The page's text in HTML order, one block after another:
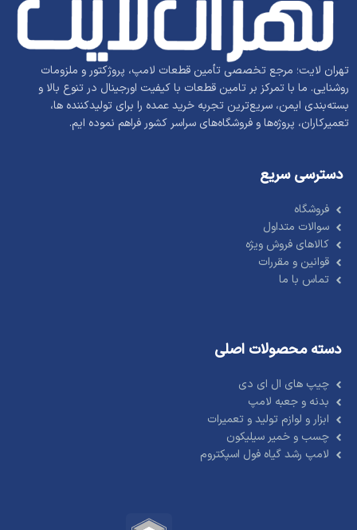
تهران لایت؛ مرجع تخصصی تأمین قطعات لامپ، پروژکتور و ملزومات
روشنایی. ما با تمرکز بر تامین قطعات با کیفیت اورجینال در تنوع بالا و
بسته‌بندی ایمن، سریع‌ترین تجربه خرید عمده را برای تولیدکننده ها،
تعمیرکاران، پروژه‌ها و فروشگاه‌های سراسر کشور فراهم نموده ایم.
دسترسی سریع
فروشگاه
سوالات متداول
کالاهای فروش ویژه
قوانین و مقررات
تماس با ما
دسته محصولات اصلی
چیپ های ال ای دی
بدنه و جعبه لامپ
ابزار و لوازم تولید و تعمیرات
چسب و خمیر سیلیکون
لامپ رشد گیاه فول اسپکتروم